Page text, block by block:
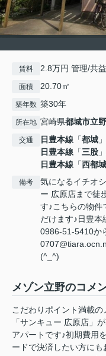
賃料 2.8万円 管理/共
面積 20.70㎡
築年数 築30年
所在地 宮崎県都城市立
交通 日豊本線 「都城
日豊本線 「三股
日豊本線 「西都城
備考
気になるイチオ
ー 広原店まで徒
す♪こちらの物件
だけます♪日豊本
0986-51-5410か
(^_^)
メゾン立野のコメ
こだわりポイント満載
「サンキュー 広原店」
アパートです♪初期費用
ードで決済したい方に